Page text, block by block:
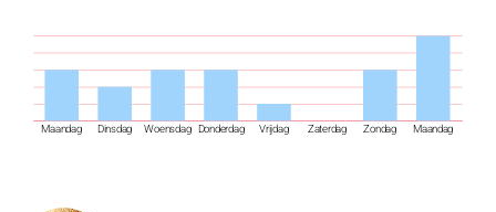
Maandag Dinsdag Woensdag Donderdag Vrijdag Zaterdag Zondag Maandag